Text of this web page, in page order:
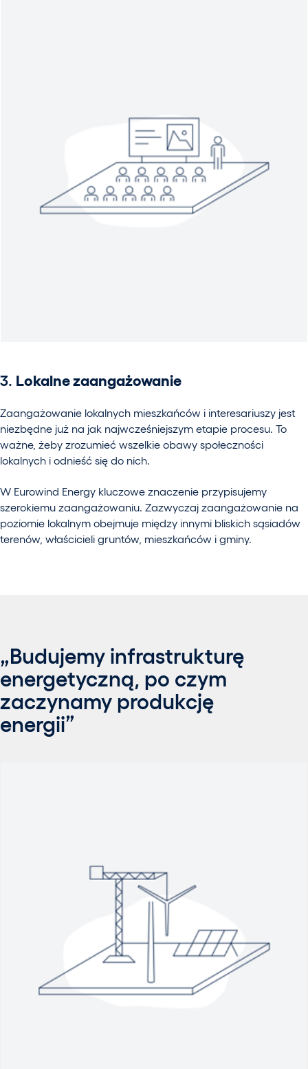
3. Lokalne zaangażowanie
Zaangażowanie lokalnych mieszkańców i interesariuszy jest
niezbędne już na jak najwcześniejszym etapie procesu. To
ważne, żeby zrozumieć wszelkie obawy społeczności
lokalnych i odnieść się do nich.
W Eurowind Energy kluczowe znaczenie przypisujemy
szerokiemu zaangażowaniu. Zazwyczaj zaangażowanie na
poziomie lokalnym obejmuje między innymi bliskich sąsiadów
terenów, właścicieli gruntów, mieszkańców i gminy.
„Budujemy infrastrukturę
energetyczną, po czym
zaczynamy produkcję
energii”